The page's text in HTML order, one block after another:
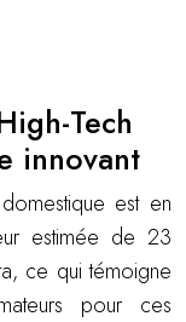
Tech
innovant
est en
estimée de 23
ce qui témoigne
pour ces